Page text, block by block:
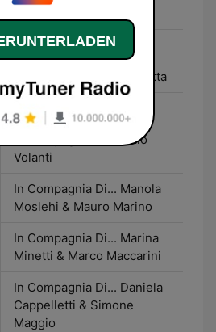
Buone Nuove
In Compagnia Di... Paoletta
Classifica
In Compagnia Di... Maio
Volanti
In Compagnia Di... Manola
Moslehi & Mauro Marino
In Compagnia Di... Marina
Minetti & Marco Maccarini
In Compagnia Di... Daniela
Cappelletti & Simone
Maggio